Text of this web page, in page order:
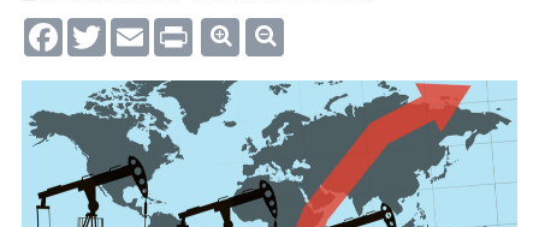
FacebookTwitterEmail Print